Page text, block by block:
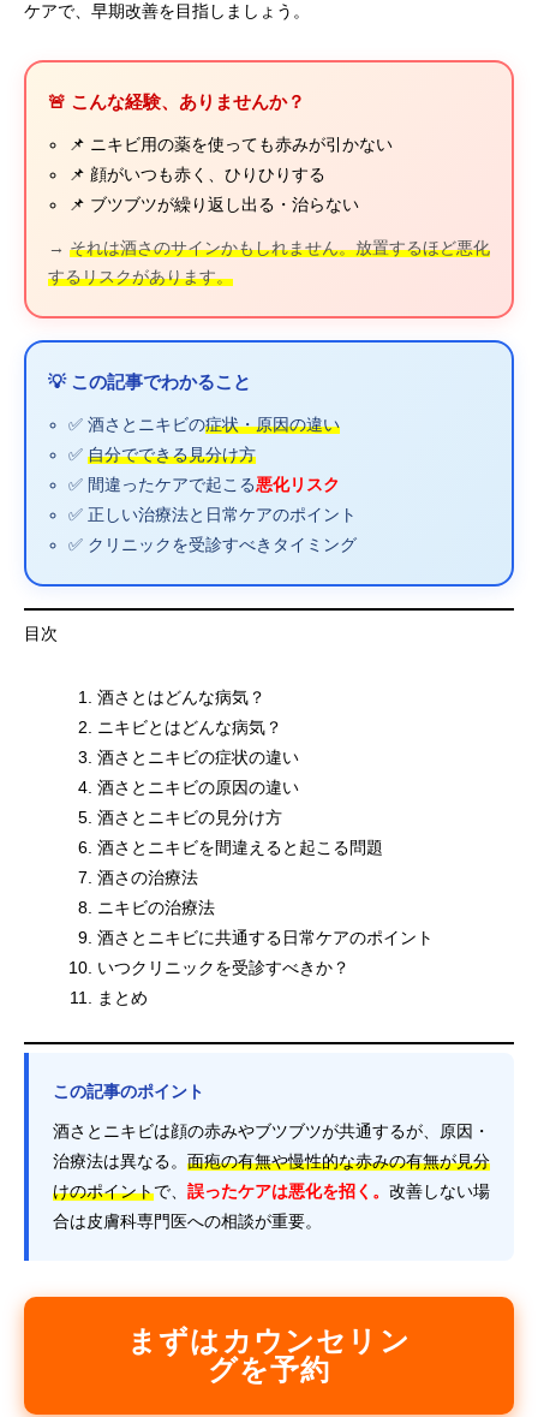
ケアで、早期改善を目指しましょう。
🚨 こんな経験、ありませんか？
📌 ニキビ用の薬を使っても赤みが引かない
📌 顔がいつも赤く、ひりひりする
📌 ブツブツが繰り返し出る・治らない
→ それは酒さのサインかもしれません。放置するほど悪化
するリスクがあります。
💡 この記事でわかること
✅ 酒さとニキビの症状・原因の違い
✅ 自分でできる見分け方
✅ 間違ったケアで起こる悪化リスク
✅ 正しい治療法と日常ケアのポイント
✅ クリニックを受診すべきタイミング
目次
酒さとはどんな病気？
ニキビとはどんな病気？
酒さとニキビの症状の違い
酒さとニキビの原因の違い
酒さとニキビの見分け方
酒さとニキビを間違えると起こる問題
酒さの治療法
ニキビの治療法
酒さとニキビに共通する日常ケアのポイント
いつクリニックを受診すべきか？
まとめ
この記事のポイント
酒さとニキビは顔の赤みやブツブツが共通するが、原因・
治療法は異なる。 面疱の有無や慢性的な赤みの有無が見分
けのポイントで、 誤ったケアは悪化を招く。 改善しない場
合は皮膚科専門医への相談が重要。
まずはカウンセリン
グを予約